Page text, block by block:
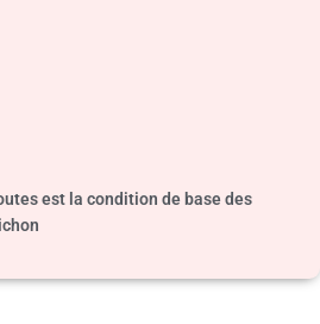
est la condition de base des